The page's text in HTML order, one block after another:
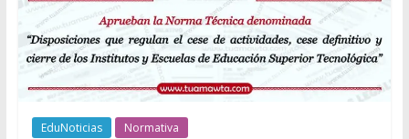
EduNoticias Normativa